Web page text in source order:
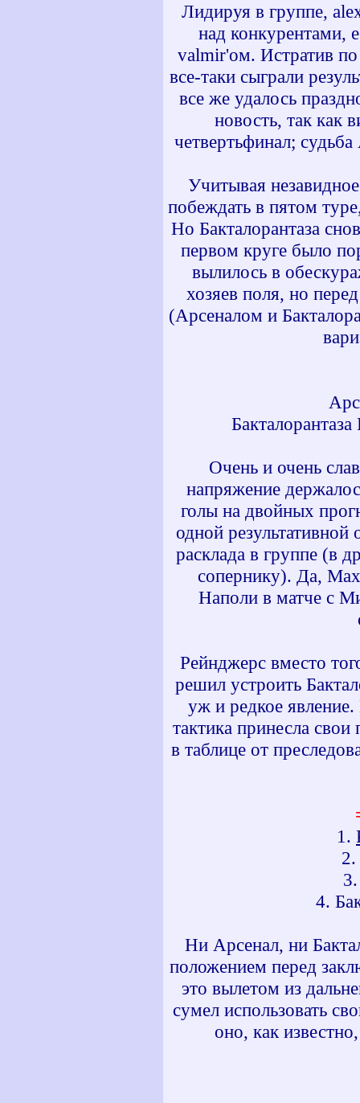
Лидируя в группе,
над конкурентами,
valmir'ом. Истратив
все-таки сыграли
все же удалось
новость, так как
четвертьфинал;
Учитывая
побеждать в пятом
Но Бакталорантаза
первом круге было
вылилось в
хозяев поля, но
(Арсеналом и
Очень и очень
напряжение
голы на двойных
одной
расклада в группе (в
сопернику). Да,
Наполи в матче с
Рейнджерс вместо
решил устроить
уж и редкое
тактика принесла
в таблице от
1.
2.
4.
Ни Арсенал, ни
положением перед
это вылетом из
сумел использовать
оно, как